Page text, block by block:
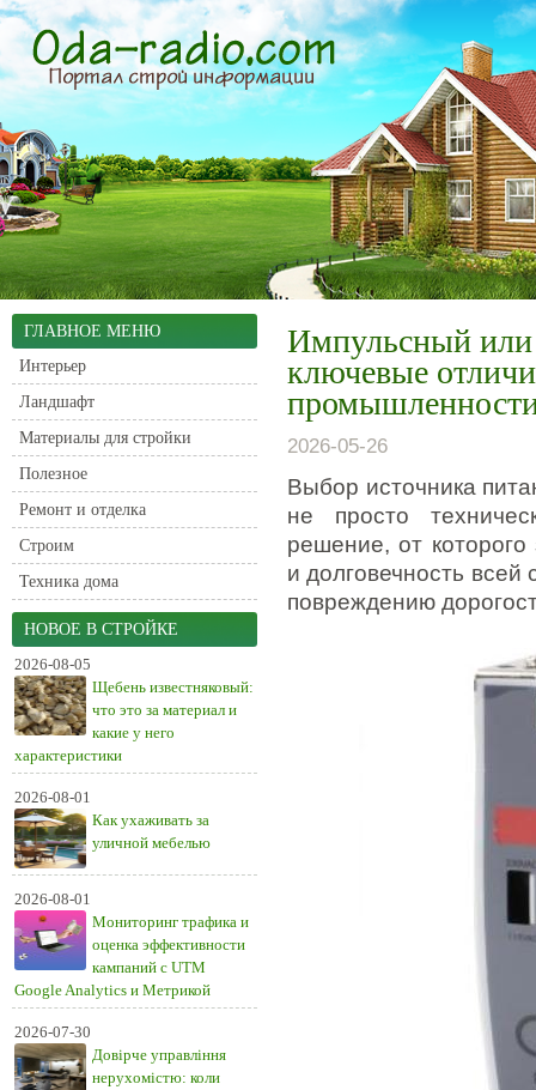
ГЛАВНОЕ МЕНЮ
Интерьер
Ландшафт
Материалы для стройки
Полезное
Ремонт и отделка
Строим
Техника дома
НОВОЕ В СТРОЙКЕ
2026-08-05
Щебень известняковый:
что это за материал и
какие у него
характеристики
2026-08-01
Как ухаживать за
уличной мебелью
2026-08-01
Мониторинг трафика и
оценка эффективности
кампаний с UTM
Google Analytics и Метрикой
2026-07-30
Довірче управління
нерухомістю: коли
Импульсный
ключевые
2026-05-26
Выбор источника
не просто
решение, от которого
и долговечность
повреждению